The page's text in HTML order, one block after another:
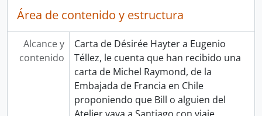
Área de contenido y estructura
Alcance y
contenido
Carta de Désirée Hayter a Eugenio
Téllez, le cuenta que han recibido una
carta de Michel Raymond, de la
Embajada de Francia en Chile
proponiendo que Bill o alguien del